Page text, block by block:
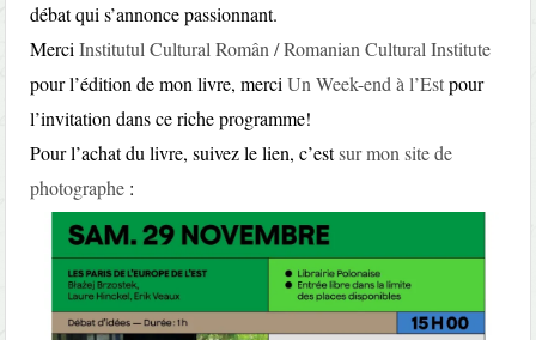
débat qui s’annonce passionnant.
MerciInstitutul Cultural Român / Romanian Cultural Institute
pour l’édition de mon livre, merciUn Week-end à l’Estpour
l’invitation dans ce riche programme!
Pour l’achat du livre, suivez le lien, c’estsur mon site de
photographe :